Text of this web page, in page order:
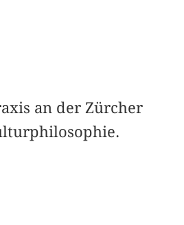
an der Zürcher